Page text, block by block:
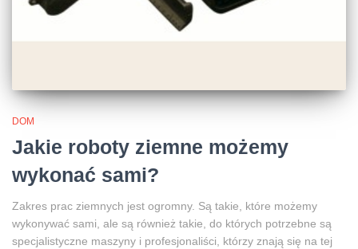
DOM
Jakie roboty ziemne możemy
wykonać sami?
Zakres prac ziemnych jest ogromny. Są takie, które możemy
wykonywać sami, ale są również takie, do których potrzebne są
specjalistyczne maszyny i profesjonaliści, którzy znają się na tej